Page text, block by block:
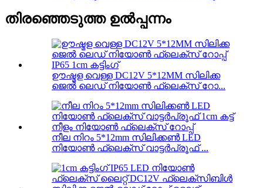
തിരഞ്ഞെടുത്ത ഉൽപ്പന്നം
ഊഷ്മള വെള്ള DC12V 5*12MM സിലിക്ക
ജെൽ ലെഡ് നിയോൺ ഫ്ലെക്സ് റോ...
നീല നിറം 5*12mm സിലിക്കൺ LED
നിയോൺ ഫ്ലെക്സ് വാട്ടർപ്രൂഫ് ...